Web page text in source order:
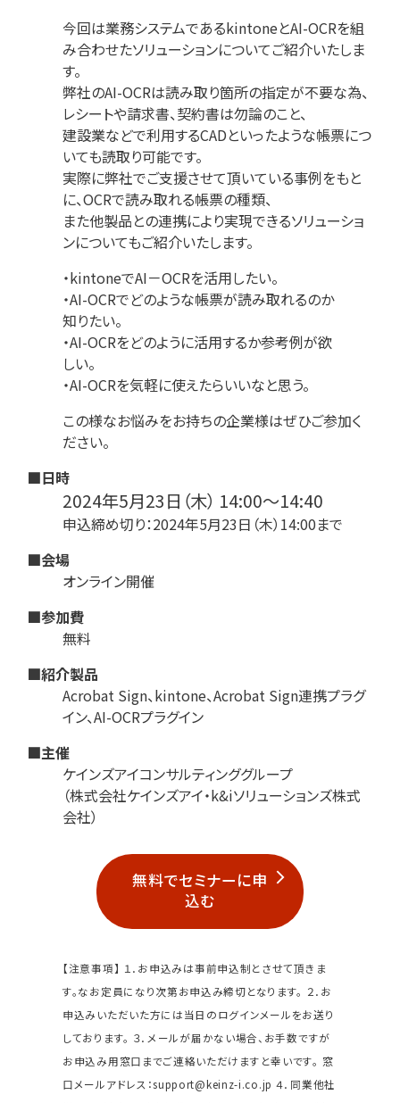
今回は業務システムであるkintoneとAI-OCRを組
み合わせたソリューションについてご紹介いたしま
す。
弊社のAI-OCRは読み取り箇所の指定が不要な為、
レシートや請求書、契約書は勿論のこと、
建設業などで利用するCADといったような帳票につ
いても読取り可能です。
実際に弊社でご支援させて頂いている事例をもと
に、OCRで読み取れる帳票の種類、
また他製品との連携により実現できるソリューショ
ンについてもご紹介いたします。
・kintoneでAI－OCRを活用したい。
・AI-OCRでどのような帳票が読み取れるのか
知りたい。
・AI-OCRをどのように活用するか参考例が欲
しい。
・AI-OCRを気軽に使えたらいいなと思う。
この様なお悩みをお持ちの企業様はぜひご参加く
ださい。
■日時
2024年5月23日（木） 14:00～14:40
申込締め切り：2024年5月23日（木）14:00まで
■会場
オンライン開催
■参加費
無料
■紹介製品
Acrobat Sign、kintone、Acrobat Sign連携プラグ
イン、AI-OCRプラグイン
■主催
ケインズアイコンサルティンググループ
（株式会社ケインズアイ・k&iソリューションズ株式
会社）
無料でセミナーに申
込む
【注意事項】 １．お申込みは事前申込制とさせて頂きま
す。なお定員になり次第お申込み締切となります。 ２．お
申込みいただいた方には当日のログインメールをお送り
しております。 ３．メールが届かない場合、お手数ですが
お申込み用窓口までご連絡いただけますと幸いです。 窓
口メールアドレス：support@keinz-i.co.jp ４．同業他社